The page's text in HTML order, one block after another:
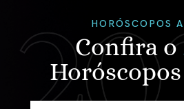
HORÓSCOPOS
Confira o